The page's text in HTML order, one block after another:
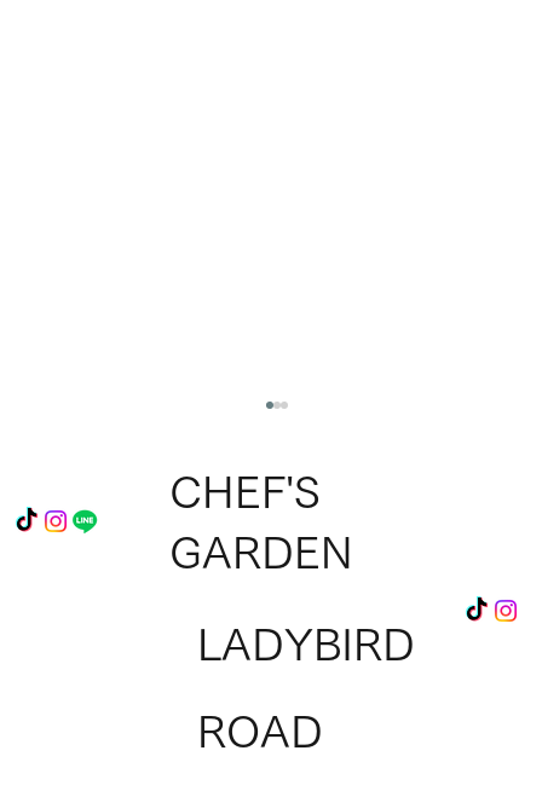
LADYBIRD
ROAD
CHEF'S
GARDEN